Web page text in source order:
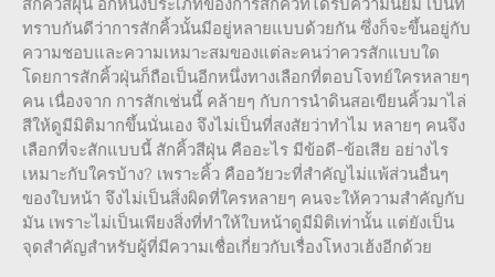
สักคิ้วสีฝุ่น อีกหนึ่งประเภทของการสักคิ้วที่ได้รับความนิยม เป็นที่
ทราบกันดีว่าการสักคิ้วนั้นมีอยู่หลายแบบด้วยกัน ซึ่งก็จะขึ้นอยู่กับ
ความชอบและความเหมาะสมของแต่ละคนว่าควรสักแบบใด
โดยการสักคิ้วฝุ่นก็ถือเป็นอีกหนึ่งทางเลือกที่ตอบโจทย์ใครหลายๆ
คน เนื่องจาก การสักเช่นนี้ คล้ายๆ กับการนำดินสอเขียนคิ้วมาไล่
สีให้ดูมีมิติมากขึ้นนั่นเอง จึงไม่เป็นที่สงสัยว่าทำไม หลายๆ คนจึง
เลือกที่จะสักแบบนี้ สักคิ้วสีฝุ่น คืออะไร มีข้อดี-ข้อเสีย อย่างไร
เหมาะกับใครบ้าง? เพราะคิ้ว คืออวัยวะที่สำคัญไม่แพ้ส่วนอื่นๆ
ของใบหน้า จึงไม่เป็นสิ่งผิดที่ใครหลายๆ คนจะให้ความสำคัญกับ
มัน เพราะไม่เป็นเพียงสิ่งที่ทำให้ใบหน้าดูมีมิติเท่านั้น แต่ยังเป็น
จุดสำคัญสำหรับผู้ที่มีความเชื่อเกี่ยวกับเรื่องโหงวเฮ้งอีกด้วย